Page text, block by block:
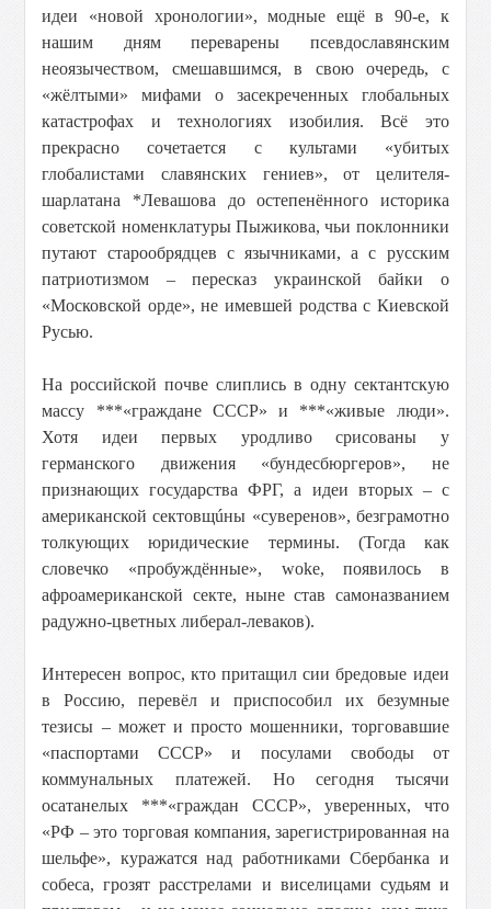
идеи «новой хронологии», модные ещё в 90-е, к
нашим дням переварены псевдославянским
неоязычеством, смешавшимся, в свою очередь, с
«жёлтыми» мифами о засекреченных глобальных
катастрофах и технологиях изобилия. Всё это
прекрасно сочетается с культами «убитых
глобалистами славянских гениев», от целителя-
шарлатана *Левашова до остепенённого историка
советской номенклатуры Пыжикова, чьи поклонники
путают старообрядцев с язычниками, а с русским
патриотизмом – пересказ украинской байки о
«Московской орде», не имевшей родства с Киевской
Русью.
На российской почве слиплись в одну сектантскую
массу ***«граждане СССР» и ***«живые люди».
Хотя идеи первых уродливо срисованы у
германского движения «бундесбюргеров», не
признающих государства ФРГ, а идеи вторых – с
американской сектовщúны «суверенов», безграмотно
толкующих юридические термины. (Тогда как
словечко «пробуждённые», woke, появилось в
афроамериканской секте, ныне став самоназванием
радужно-цветных либерал-леваков).
Интересен вопрос, кто притащил сии бредовые идеи
в Россию, перевёл и приспособил их безумные
тезисы – может и просто мошенники, торговавшие
«паспортами СССР» и посулами свободы от
коммунальных платежей. Но сегодня тысячи
осатанелых ***«граждан СССР», уверенных, что
«РФ – это торговая компания, зарегистрированная на
шельфе», куражатся над работниками Сбербанка и
собеса, грозят расстрелами и виселицами судьям и